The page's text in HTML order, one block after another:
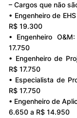
– Cargos que não
• Engenheiro de
R$ 19.300
• Engenheiro
17.750
• Engenheiro de
R$ 17.750
• Especialista de
R$ 17.750
• Engenheiro de
6.650 a R$ 14.950